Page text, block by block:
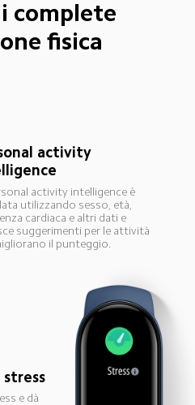
complete
fisica
activity
activity intelligence è
utilizzando sesso, età,
cardiaca e altri dati e
suggerimenti per le attività
il punteggio.
e dà